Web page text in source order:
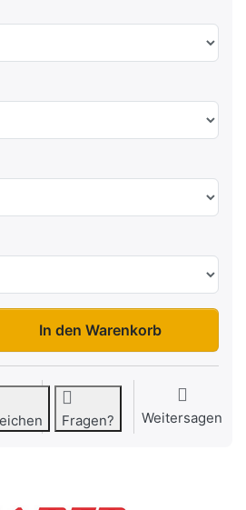
4820/3-S zu 7.499,00 €,
In den Warenkorb
Fragen? Weitersagen